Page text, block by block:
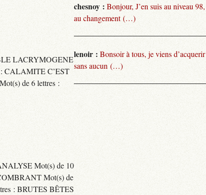
LACRYMOGENE
CALAMITE C’EST
de 6 lettres :
Mot(s) de 10
Mot(s) de
: BRUTES BÊTES
chesnoy : Bonjour, J’en suis au niveau
au changement (…)
lenoir : Bonsoir à tous, je viens
sans aucun (…)